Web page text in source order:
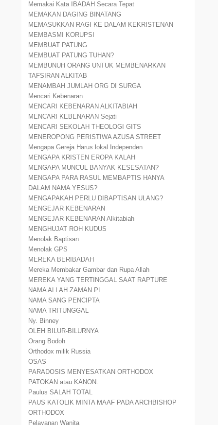
Memakai Kata IBADAH Secara Tepat
MEMAKAN DAGING BINATANG
MEMASUKKAN RAGI KE DALAM KEKRISTENAN
MEMBASMI KORUPSI
MEMBUAT PATUNG
MEMBUAT PATUNG TUHAN?
MEMBUNUH ORANG UNTUK MEMBENARKAN
TAFSIRAN ALKITAB
MENAMBAH JUMLAH ORG DI SURGA
Mencari Kebenaran
MENCARI KEBENARAN ALKITABIAH
MENCARI KEBENARAN Sejati
MENCARI SEKOLAH THEOLOGI GITS
MENEROPONG PERISTIWA AZUSA STREET
Mengapa Gereja Harus lokal Independen
MENGAPA KRISTEN EROPA KALAH
MENGAPA MUNCUL BANYAK KESESATAN?
MENGAPA PARA RASUL MEMBAPTIS HANYA
DALAM NAMA YESUS?
MENGAPAKAH PERLU DIBAPTISAN ULANG?
MENGEJAR KEBENARAN
MENGEJAR KEBENARAN Alkitabiah
MENGHUJAT ROH KUDUS
Menolak Baptisan
Menolak GPS
MEREKA BERIBADAH
Mereka Membakar Gambar dan Rupa Allah
MEREKA YANG TERTINGGAL SAAT RAPTURE
NAMA ALLAH ZAMAN PL
NAMA SANG PENCIPTA
NAMA TRITUNGGAL
Ny. Binney
OLEH BILUR-BILURNYA
Orang Bodoh
Orthodox milik Russia
OSAS
PARADOSIS MENYESATKAN ORTHODOX
PATOKAN atau KANON.
Paulus SALAH TOTAL
PAUS KATOLIK MINTA MAAF PADA ARCHBISHOP
ORTHODOX
Pelayanan Wanita